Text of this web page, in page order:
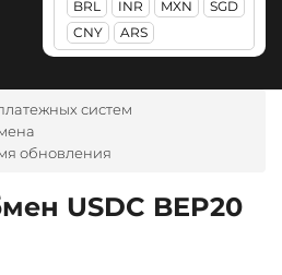
Ontology (ONT)
Optimism (OP)
Pepe
CASH-IN RUB
Беларусбанк BYN
ВТБ Банк RUB
Евразийский Банк KZT
ЕРИП Расчет BYN
BRL
INR MXN
SGD
CNY
ARS
систем
обновления
USDC BEP20